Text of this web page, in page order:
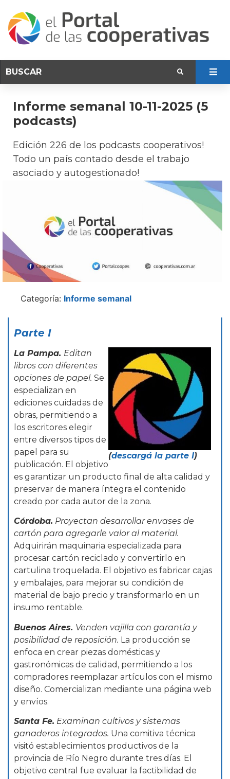
Informe semanal 10-11-2025 (5
podcasts)
Edición 226 de los podcasts cooperativos!
Todo un país contado desde el trabajo
asociado y autogestionado!
Categoría: Informe semanal
Parte I
(descargá la parte I)
La Pampa. Editan
libros con diferentes
opciones de papel. Se
especializan en
ediciones cuidadas de
obras, permitiendo a
los escritores elegir
entre diversos tipos de
papel para su
publicación. El objetivo
es garantizar un producto final de alta calidad y
preservar de manera íntegra el contenido
creado por cada autor de la zona.
Córdoba. Proyectan desarrollar envases de
cartón para agregarle valor al material.
Adquirirán maquinaria especializada para
procesar cartón reciclado y convertirlo en
cartulina troquelada. El objetivo es fabricar cajas
y embalajes, para mejorar su condición de
material de bajo precio y transformarlo en un
insumo rentable.
Buenos Aires. Venden vajilla con garantía y
posibilidad de reposición. La producción se
enfoca en crear piezas domésticas y
gastronómicas de calidad, permitiendo a los
compradores reemplazar artículos con el mismo
diseño. Comercializan mediante una página web
y envíos.
Santa Fe. Examinan cultivos y sistemas
ganaderos integrados. Una comitiva técnica
visitó establecimientos productivos de la
provincia de Río Negro durante tres días. El
objetivo central fue evaluar la factibilidad de